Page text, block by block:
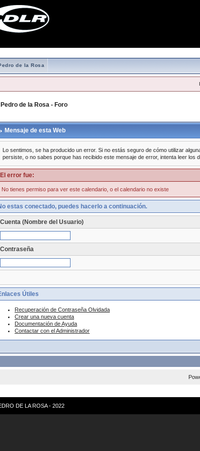
de la Rosa
Pedro de la Rosa - Foro
Mensaje de esta Web
Lo sentimos, se ha producido un error. Si no estás seguro de cómo utilizar
persiste, o no sabes porque has recibido este mensaje de error, intenta leer los
El error fue:
No tienes permiso para ver este calendario, o el calendario no existe
estas conectado, puedes hacerlo a continuación.
Cuenta (Nombre del Usuario)
Contraseña
Útiles
Recuperación de Contraseña Olvidada
Crear una nueva cuenta
Documentación de Ayuda
Contactar con el Administrador
DE LA ROSA - 2022